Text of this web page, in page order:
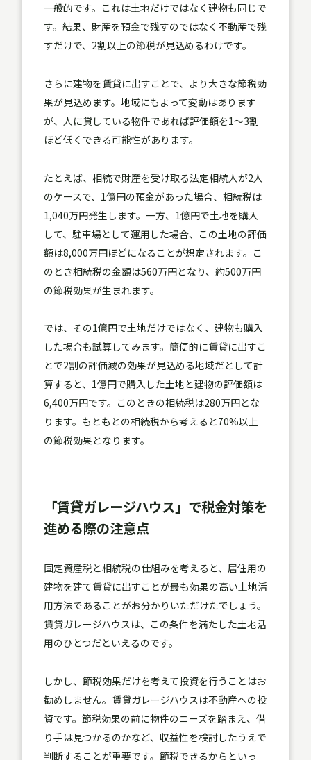
一般的です。これは土地だけではなく建物も同じで
す。結果、 財産を預金で残すのではなく不動産で残
すだけで、2割以上の節税が見込めるわけです。
さらに建物を賃貸に出すことで、より大きな節税効
果が見込めます。地域にもよって変動はあります
が、 人に貸している物件であれば評価額を1～3割
ほど低くできる可能性があります。
たとえば、相続で財産を受け取る法定相続人が2人
のケースで、1億円の預金があった場合、相続税は
1,040万円発生します。一方、1億円で土地を購入
して、駐車場として運用した場合、この土地の評価
額は8,000万円ほどになることが想定されます。こ
のとき相続税の金額は560万円となり、約500万円
の節税効果が生まれます。
では、その1億円で土地だけではなく、建物も購入
した場合も試算してみます。簡便的に賃貸に出すこ
とで2割の評価減の効果が見込める地域だとして計
算すると、1億円で購入した土地と建物の評価額は
6,400万円です。このときの相続税は280万円とな
ります。もともとの相続税から考えると70%以上
の節税効果となります。
「賃貸ガレージハウス」で税金対策を
進める際の注意点
固定資産税と相続税の仕組みを考えると、居住用の
建物を建て賃貸に出すことが最も効果の高い土地活
用方法であることがお分かりいただけたでしょう。
賃貸ガレージハウスは、この条件を満たした土地活
用のひとつだといえるのです。
しかし、節税効果だけを考えて投資を行うことはお
勧めしません。賃貸ガレージハウスは不動産への投
資です。節税効果の前に物件のニーズを踏まえ、借
り手は見つかるのかなど、収益性を検討したうえで
判断することが重要です。節税できるからといっ